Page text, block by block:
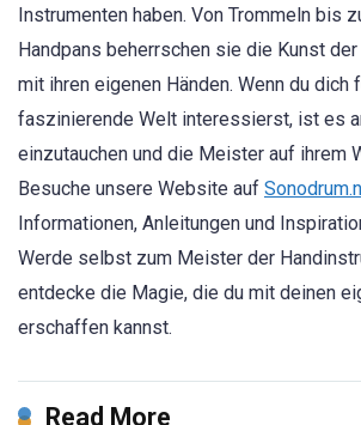
Instrumenten haben. Von Trommeln bis
Handpans beherrschen sie die Kunst
mit ihren eigenen Händen. Wenn du dich
faszinierende Welt interessierst, ist es
einzutauchen und die Meister auf ihrem
Besuche unsere Website auf
Informationen, Anleitungen und
Werde selbst zum Meister der
entdecke die Magie, die du mit deinen
erschaffen kannst.
Read More